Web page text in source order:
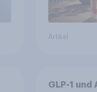
Artikel
GLP-1 und